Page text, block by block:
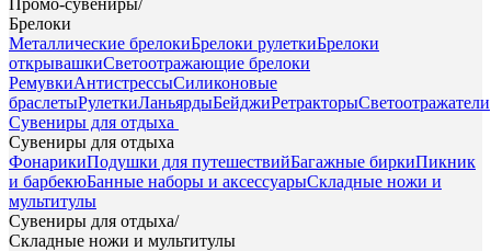
Промо-сувениры/
Брелоки
Металлические брелокиБрелоки рулеткиБрелоки
открывашкиСветоотражающие брелоки
РемувкиАнтистрессыСиликоновые
браслетыРулеткиЛаньярдыБейджиРетракторыСветоотражатели
Сувениры для отдыха
Сувениры для отдыха
ФонарикиПодушки для путешествийБагажные биркиПикник
и барбекюБанные наборы и аксессуарыСкладные ножи и
мультитулы
Сувениры для отдыха/
Складные ножи и мультитулы